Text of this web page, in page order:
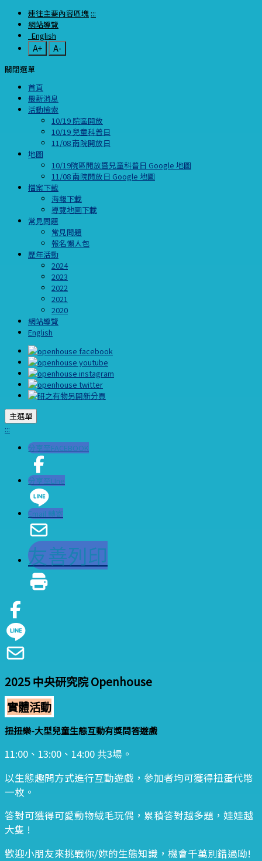
連往主要內容區塊 :::
網站導覽
English
A+
A-
關閉選單
首頁
最新消息
活動檢索
10/19 院區開放
10/19 兒童科普日
11/08 南院開放日
地圖
10/19院區開放暨兒童科普日 Google 地圖
11/08 南院開放日 Google 地圖
檔案下載
海報下載
導覽地圖下載
常見問題
常見問題
報名懶人包
歷年活動
2024
2023
2022
2021
2020
網站導覽
English
主選單
:::
分享至FACEBOOK
分享至LIne
Email 轉寄
友善列印
2025 中央研究院 Openhouse
實體活動
扭扭樂-大型兒童生態互動有獎問答遊戲
11:00、13:00、14:00 共3場。
以生態趣問方式進行互動遊戲，參加者均可獲得扭蛋代幣
一枚。
答對可獲得可愛動物絨毛玩偶，累積答對越多題，娃娃越
大隻 !
歡迎小朋友來挑戰你/妳的生態知識，機會千萬別錯過呦!